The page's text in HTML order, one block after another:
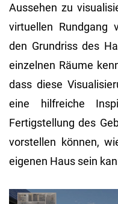
Aussehen zu
virtuellen Rundgang
den Grundriss des
einzelnen Räume
dass diese
eine hilfreiche
Fertigstellung des
vorstellen können,
eigenen Haus sein